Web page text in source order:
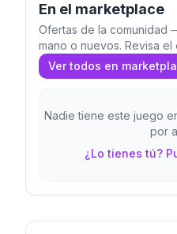
En el marketplace
Ofertas de la comunidad
mano o nuevos. Revisa
Ver todos en
Nadie tiene este juego
por
¿Lo tienes tú?